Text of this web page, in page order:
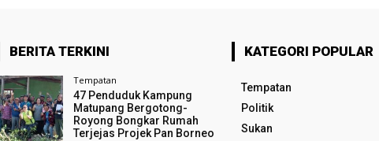
BERITA TERKINI
Tempatan
47 Penduduk Kampung
Matupang Bergotong-
Royong Bongkar Rumah
Terjejas Projek Pan Borneo
KATEGORI POPULAR
Tempatan
Politik
Sukan